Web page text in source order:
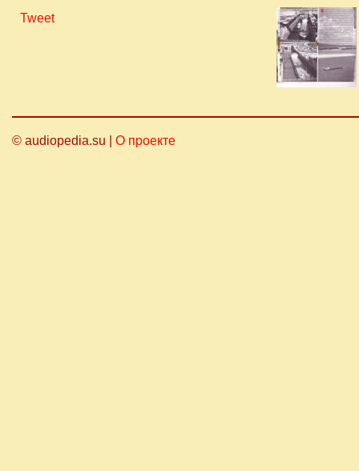
Tweet
© audiopedia.su | О проекте